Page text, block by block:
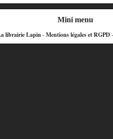
Mini menu
librairie Lapin-Mentions légales et RGPD